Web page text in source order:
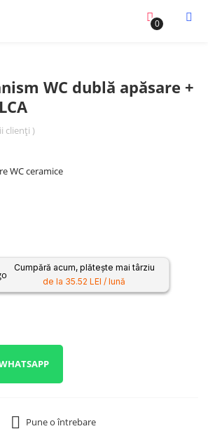
0
WC dublă apăsare +
clienți )
WC ceramice
Cumpără acum, plătește mai târziu
de la 35.52 LEI / lună
Pune o întrebare